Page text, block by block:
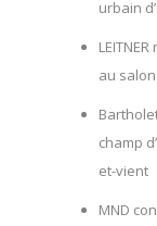
urbain
au
champ
et-vient
MND